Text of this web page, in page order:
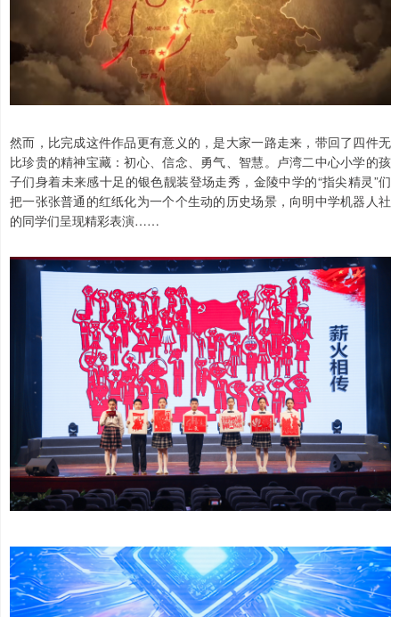
然而，比完成这件作品更有意义的，是大家一路走来，带回了四件无
比珍贵的精神宝藏：初心、信念、勇气、智慧。卢湾二中心小学的孩
子们身着未来感十足的银色靓装登场走秀，金陵中学的“指尖精灵”们
把一张张普通的红纸化为一个个生动的历史场景，向明中学机器人社
的同学们呈现精彩表演……